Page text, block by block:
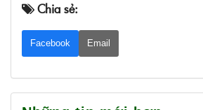
Chia sẻ:
Facebook Email